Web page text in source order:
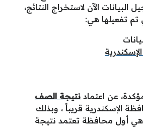
الآن لاستخراج النتائج،
تم تفعيلها هي:
عن اعتماد نتيجة الصف
الإسكندرية قريباً ، وبذلك
أول محافظة تعتمد نتيجة